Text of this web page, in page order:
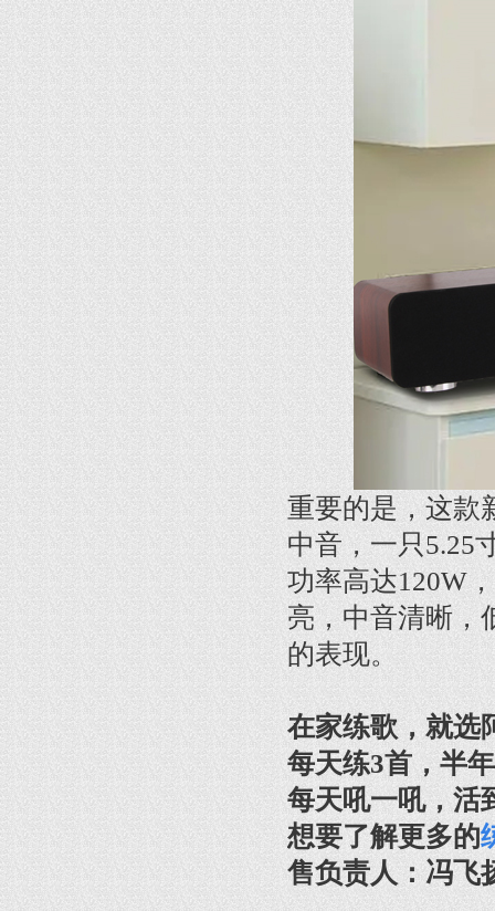
重要的是，这款
中音，一只5.25
功率高达120W
亮，中音清晰，
的表现。
在家练歌，就选
每天练3首，半
每天吼一吼，活
想要了解更多的
售负责人：冯飞